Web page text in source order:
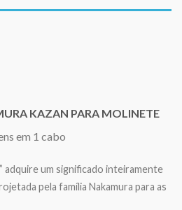
KAZAN PARA MOLINETE
em 1 cabo
adquire um significado inteiramente
pela família Nakamura para as